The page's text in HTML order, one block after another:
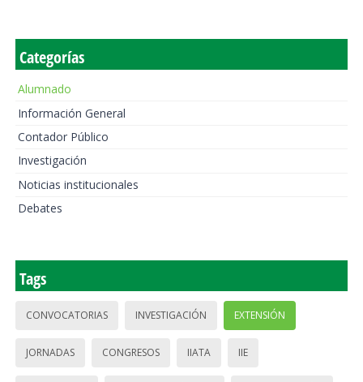
Categorías
Alumnado
Información General
Contador Público
Investigación
Noticias institucionales
Debates
Tags
CONVOCATORIAS INVESTIGACIÓN EXTENSIÓN
JORNADAS CONGRESOS IIATA IIE